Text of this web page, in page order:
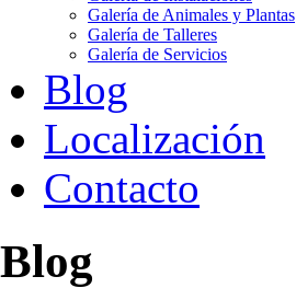
Galería de Animales y Plantas
Galería de Talleres
Galería de Servicios
Blog
Localización
Contacto
Blog